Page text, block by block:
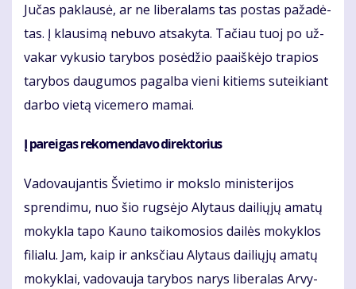
Ju­čas pa­klau­sė, ar ne li­be­ra­lams tas pos­tas pa­ža­dė­
tas. Į klau­si­mą ne­bu­vo at­sa­ky­ta. Ta­čiau tuoj po už­
va­kar vy­ku­sio ta­ry­bos po­sė­džio pa­aiš­kė­jo tra­pios
ta­ry­bos dau­gu­mos pa­gal­ba vie­ni ki­tiems su­tei­kiant
dar­bo vie­tą vi­ce­me­ro ma­mai.
Į pa­rei­gas re­ko­men­da­vo di­rek­to­rius
Va­do­vau­jan­tis Švie­ti­mo ir moks­lo mi­nis­te­ri­jos
spren­di­mu, nuo šio rug­sė­jo Aly­taus dai­lių­jų ama­tų
mo­kyk­la ta­po Kau­no tai­ko­mo­sios dai­lės mo­kyk­los
fi­lia­lu. Jam, kaip ir anks­čiau Aly­taus dai­lių­jų ama­tų
mo­kyk­lai, va­do­vau­ja ta­ry­bos na­rys li­be­ra­las Ar­vy­